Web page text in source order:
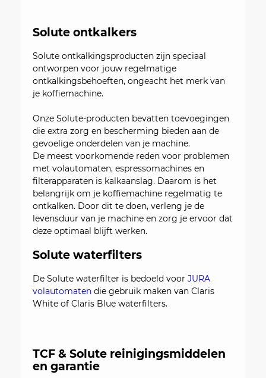
Solute ontkalkers
Solute ontkalkingsproducten zijn speciaal
ontworpen voor jouw regelmatige
ontkalkingsbehoeften, ongeacht het merk van
je koffiemachine.
Onze Solute-producten bevatten toevoegingen
die extra zorg en bescherming bieden aan de
gevoelige onderdelen van je machine.
De meest voorkomende reden voor problemen
met volautomaten, espressomachines en
filterapparaten is kalkaanslag. Daarom is het
belangrijk om je koffiemachine regelmatig te
ontkalken. Door dit te doen, verleng je de
levensduur van je machine en zorg je ervoor dat
deze optimaal blijft werken.
Solute waterfilters
De Solute waterfilter is bedoeld voor JURA
volautomaten die gebruik maken van Claris
White of Claris Blue waterfilters.
TCF & Solute reinigingsmiddelen
en garantie